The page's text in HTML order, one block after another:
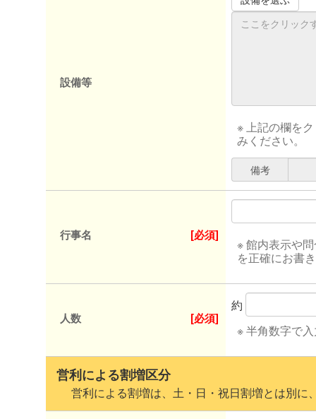
設備等
※ 上記の欄を
みください。
備考
行事名 [必須]
※ 館内表示や
を正確にお書
人数 [必須]
約
※ 半角数字で
営利による割増区分
営利による割増は、土・日・祝日割増とは別に